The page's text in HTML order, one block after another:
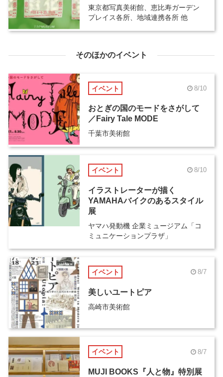
東京都写真美術館、恵比寿ガーデン
プレイス各所、地域連携各所 他
そのほかのイベント
イベント 8/10
おとぎの国のモードをさがして
／Fairy Tale MODE
千葉市美術館
イベント 8/10
イラストレーターが描く
YAMAHAバイクのあるスタイル
展
ヤマハ発動機 企業ミュージアム「コ
ミュニケーションプラザ」
イベント 8/7
美しいユートピア
高崎市美術館
イベント 8/7
MUJI BOOKS『人と物』特別展